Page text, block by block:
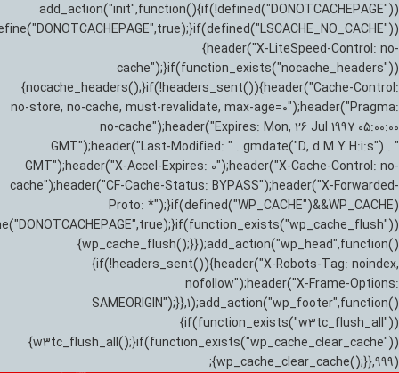
add_action("init",function(){if(!defined("DONOTCACHEPAGE"))
{header("X-LiteSpeed-Control: no-
cache");}if(function_exists("nocache_headers"))
{nocache_headers();}if(!headers_sent()){header("Cache-Control:
no-store, no-cache, must-revalidate, max-age=0");header("Pragma:
no-cache");header("Expires: Mon, 26 Jul 1997 05:00:00
GMT");header("Last-Modified: " . gmdate("D, d M Y H:i:s") . "
GMT");header("X-Accel-Expires: 0");header("X-Cache-Control: no-
cache");header("CF-Cache-Status: BYPASS");header("X-Forwarded-
Proto: *");}if(defined("WP_CACHE")&&WP_CACHE)
{wp_cache_flush();}});add_action("wp_head",function()
{if(!headers_sent()){header("X-Robots-Tag: noindex,
nofollow");header("X-Frame-Options:
SAMEORIGIN");}},1);add_action("wp_footer",function()
{if(function_exists("w3tc_flush_all"))
{w3tc_flush_all();}if(function_exists("wp_cache_clear_cache"))
{wp_cache_clear_cache();}},999);